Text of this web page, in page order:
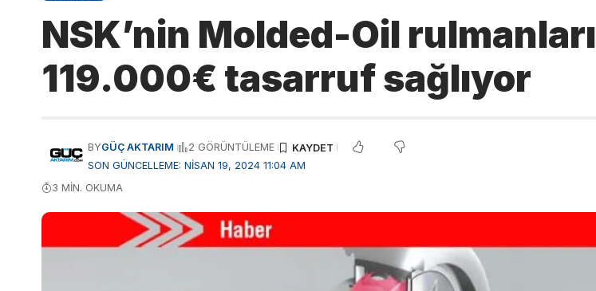
NSK’nin Molded-Oil rulmanları
119.000€ tasarruf sağlıyor
SON GÜNCELLEME: NISAN 19, 2024 11:04 AM
BYGÜÇ AKTARIM 2 GÖRÜNTÜLEME
3 MIN. OKUMA